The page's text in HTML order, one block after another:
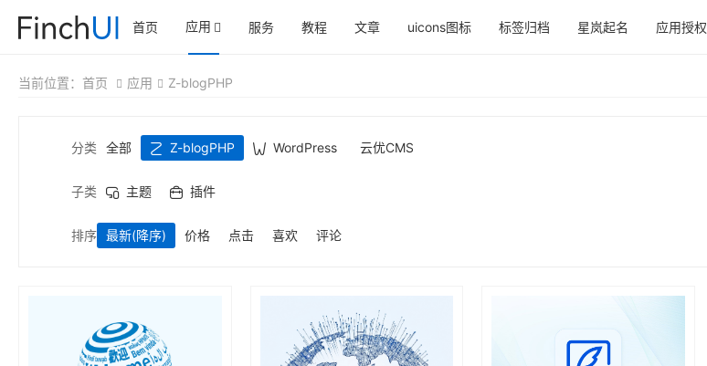
首页 应用 服务 教程 文章 uicons图标 标签归档 星岚起名 应用授权
当前位置： 首页 应用 Z-blogPHP
分类 全部 Z-blogPHP WordPress 云优CMS
子类 主题 插件
排序 最新(降序) 价格 点击 喜欢 评论